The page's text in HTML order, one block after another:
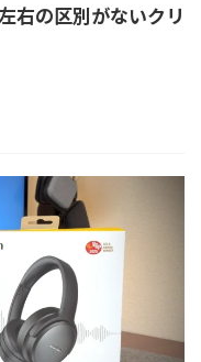
右の区別がないクリ